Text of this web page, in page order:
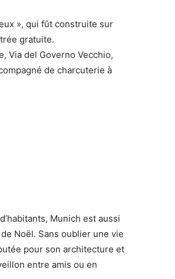
», qui fût construite sur
gratuite.
Via del Governo Vecchio,
de charcuterie à
Munich est aussi
Noël. Sans oublier une vie
pour son architecture et
entre amis ou en